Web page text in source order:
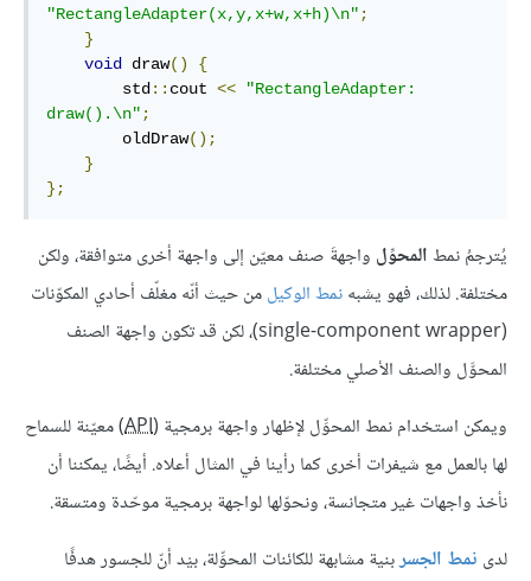
"RectangleAdapter(x,y,x+w,x+h)\n" ;
}
void
draw()
{
        std
:: cout <<
"RectangleAdapter:
draw().\n" ;
        oldDraw
();
}
};
يُترجمُ نمطالمحوِّل واجهةَ صنف معيّن إلى واجهة أخرى متوافقة، ولكن
مختلفة. لذلك، فهو يشبهنمط الوكيلمن حيث أنّه مغلّف أحادي المكوّنات
(single-component wrapper)، لكن قد تكون واجهة الصنف
المحوَّل والصنف الأصلي مختلفة.
ويمكن استخدام نمط المحوِّل لإظهار واجهة برمجية (API) معيّنة للسماح
لها بالعمل مع شيفرات أخرى كما رأينا في المثال أعلاه. أيضًا، يمكننا أن
نأخذ واجهات غير متجانسة، ونحوّلها لواجهة برمجية موحّدة ومتسقة.
لدى نمط الجسربنية مشابهة للكائنات المحوِّلة، بيْد أنّ للجسور هدفًا